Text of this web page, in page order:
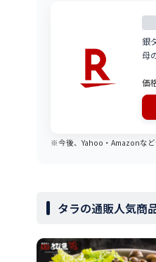
銀
母
価
※今後、Yahoo・Amazonなど
タラの通販人気商